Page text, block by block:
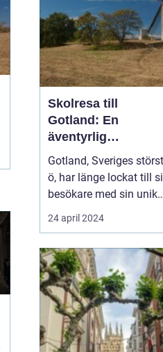
Skolresa till
Gotland: En
äventyrlig
upptäcktsfärd
Gotland, Sveriges
ö, har länge lockat till
besökare med sin unika
charm och historia. Från
raukar och långa
ruiner och en levande
kulturhistoria, erbjuder
Gotland en mångf...
24 april 2024